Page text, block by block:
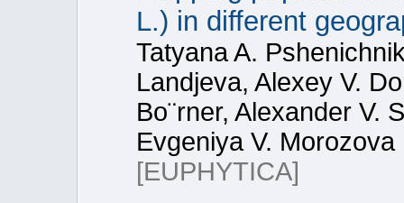
L.) in different
Tatyana A.
Landjeva, Alexey V.
Bo¨rner, Alexander V.
Evgeniya V. Morozova
[EUPHYTICA]